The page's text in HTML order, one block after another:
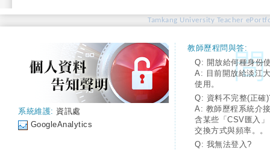
Tamkang University Teacher
系統維護: 資訊處
GoogleAnalytics
教師歷程問與答:
Q: 開放給何種身份
A: 目前開放給淡江
使用。
Q: 資料不完整(正確
A: 教師歷程系統介
含某些「CSV匯入
交換方式與頻率。。
Q: 我無法登入?